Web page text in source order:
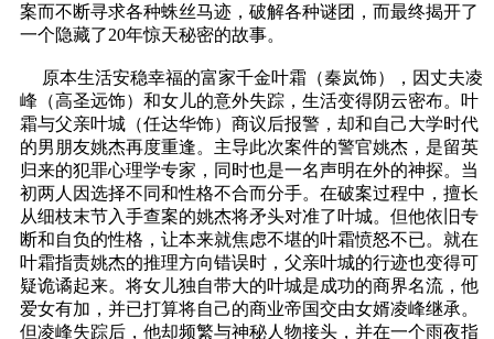
案而不断寻求各种蛛丝马迹，破解各种谜团，而最终揭开了
一个隐藏了20年惊天秘密的故事。
原本生活安稳幸福的富家千金叶霜（秦岚饰），因丈夫凌
峰（高圣远饰）和女儿的意外失踪，生活变得阴云密布。叶
霜与父亲叶城（任达华饰）商议后报警，却和自己大学时代
的男朋友姚杰再度重逢。主导此次案件的警官姚杰，是留英
归来的犯罪心理学专家，同时也是一名声明在外的神探。当
初两人因选择不同和性格不合而分手。在破案过程中，擅长
从细枝末节入手查案的姚杰将矛头对准了叶城。但他依旧专
断和自负的性格，让本来就焦虑不堪的叶霜愤怒不已。就在
叶霜指责姚杰的推理方向错误时，父亲叶城的行迹也变得可
疑诡谲起来。将女儿独自带大的叶城是成功的商界名流，他
爱女有加，并已打算将自己的商业帝国交由女婿凌峰继承。
但凌峰失踪后，他却频繁与神秘人物接头，并在一个雨夜指